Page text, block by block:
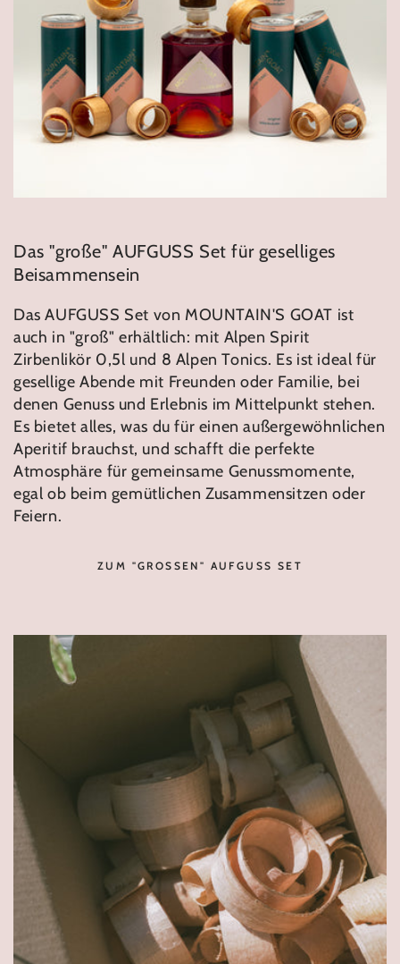
Das "große" AUFGUSS Set für geselliges
Beisammensein
Das AUFGUSS Set von MOUNTAIN'S GOAT ist
auch in "groß" erhältlich: mit Alpen Spirit
Zirbenlikör 0,5l und 8 Alpen Tonics. Es ist ideal für
gesellige Abende mit Freunden oder Familie, bei
denen Genuss und Erlebnis im Mittelpunkt stehen.
Es bietet alles, was du für einen außergewöhnlichen
Aperitif brauchst, und schafft die perfekte
Atmosphäre für gemeinsame Genussmomente,
egal ob beim gemütlichen Zusammensitzen oder
Feiern.
ZUM "GROSSEN" AUFGUSS SET